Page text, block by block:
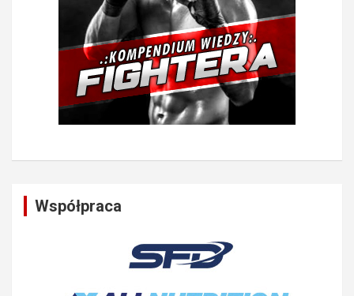
Współpraca